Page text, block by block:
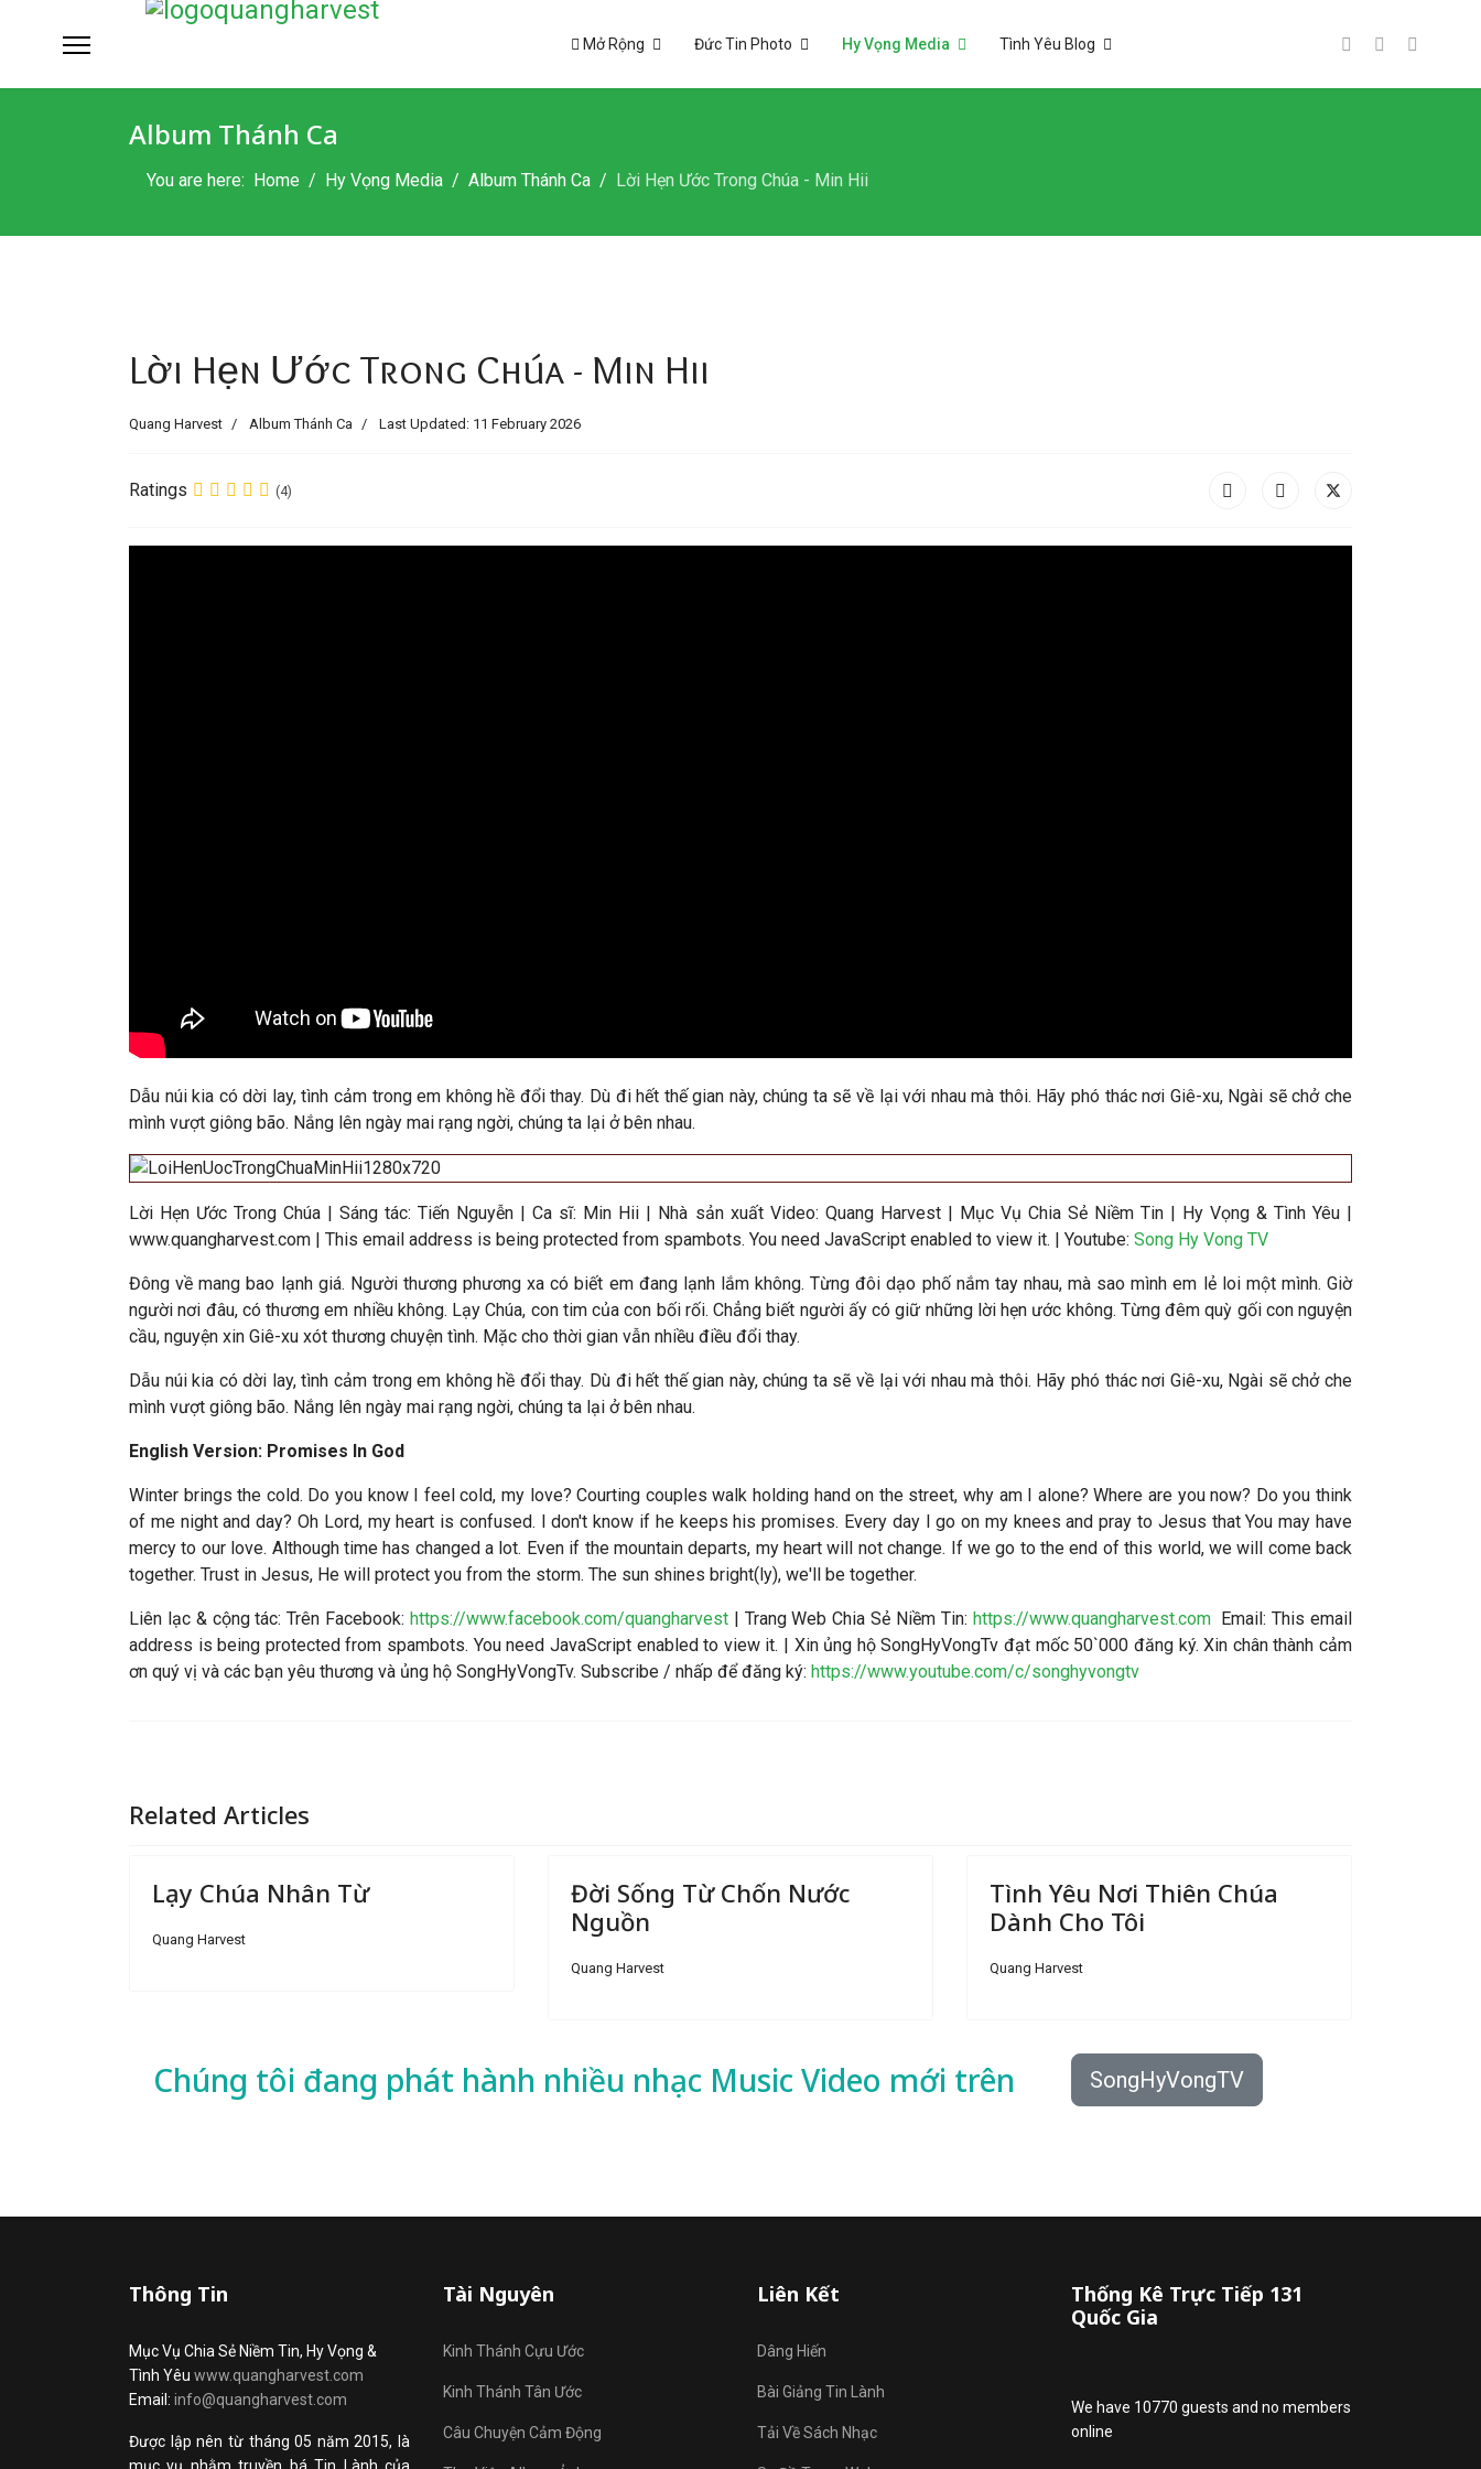
Mở Rộng Đức Tin Photo Hy Vọng Media Tình Yêu Blog
Album Thánh Ca
You are here: Home Hy Vọng Media Album Thánh Ca Lời Hẹn Ước Trong Chúa - Min Hii
Lời Hẹn Ước Trong Chúa - Min Hii
Quang Harvest Album Thánh Ca Last Updated: 11 February 2026
Ratings (4)
Dẫu núi kia có dời lay, tình cảm trong em không hề đổi thay. Dù đi hết thế gian này, chúng ta sẽ về lại với nhau mà thôi. Hãy phó thác nơi Giê-xu, Ngài sẽ chở che
mình vượt giông bão. Nắng lên ngày mai rạng ngời, chúng ta lại ở bên nhau.
Lời Hẹn Ước Trong Chúa |Sáng tác:Tiến Nguyễn | Ca sĩ: Min Hii | Nhà sản xuất Video: Quang Harvest | Mục Vụ Chia Sẻ Niềm Tin | Hy Vọng & Tình Yêu |
www.quangharvest.com | This email address is being protected from spambots. You need JavaScript enabled to view it. | Youtube: Song Hy Vong TV
Đông về mang bao lạnh giá. Người thương phương xa có biết em đang lạnh lắm không. Từng đôi dạo phố nắm tay nhau, mà sao mình em lẻ loi một mình. Giờ
người nơi đâu, có thương em nhiều không. Lạy Chúa, con tim của con bối rối. Chẳng biết người ấy có giữ những lời hẹn ước không. Từng đêm quỳ gối con nguyện
cầu, nguyện xin Giê-xu xót thương chuyện tình. Mặc cho thời gian vẫn nhiều điều đổi thay.
Dẫu núi kia có dời lay, tình cảm trong em không hề đổi thay. Dù đi hết thế gian này, chúng ta sẽ về lại với nhau mà thôi. Hãy phó thác nơi Giê-xu, Ngài sẽ chở che
mình vượt giông bão. Nắng lên ngày mai rạng ngời, chúng ta lại ở bên nhau.
English Version: Promises In God
Winter brings the cold. Do you know I feel cold, my love? Courting couples walk holding hand on the street, why am I alone? Where are you now? Do you think
of me night and day? Oh Lord, my heart is confused. I don't know if he keeps his promises. Every day I go on my knees and pray to Jesus that You may have
mercy to our love. Although time has changed a lot. Even if the mountain departs, my heart will not change. If we go to the end of this world, we will come back
together. Trust in Jesus, He will protect you from the storm. The sun shines bright(ly), we'll be together.
Liên lạc & cộng tác: Trên Facebook: https://www.facebook.com/quangharvest| Trang Web Chia Sẻ Niềm Tin: https://www.quangharvest.comEmail:This email
address is being protected from spambots. You need JavaScript enabled to view it. | Xin ủng hộ SongHyVongTv đạt mốc 50`000 đăng ký. Xin chân thành cảm
ơn quý vị và các bạn yêu thương và ủng hộ SongHyVongTv. Subscribe / nhấp để đăng ký: https://www.youtube.com/c/songhyvongtv
Related Articles
Lạy Chúa Nhân Từ
Quang Harvest
Đời Sống Từ Chốn Nước
Nguồn
Quang Harvest
Tình Yêu Nơi Thiên Chúa
Dành Cho Tôi
Quang Harvest
Chúng tôi đang phát hành nhiều nhạc Music Video mới trên SongHyVongTV
Thông Tin
Mục Vụ Chia Sẻ Niềm Tin, Hy Vọng &
Tình Yêu www.quangharvest.com
Email: info@quangharvest.com
Được lập nên từ tháng 05 năm 2015, là
Tài Nguyên
Kinh Thánh Cựu Ước
Kinh Thánh Tân Ước
Câu Chuyện Cảm Động
Liên Kết
Dâng Hiến
Bài Giảng Tin Lành
Tải Về Sách Nhạc
Thống Kê Trực Tiếp 131
Quốc Gia
We have 10770 guests and no members
online